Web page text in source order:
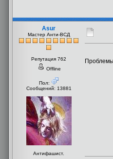
Asur
Мастер Анти-ВСД
Репутация 762
Offline
Пол:
Сообщений: 13881
Антифашист.